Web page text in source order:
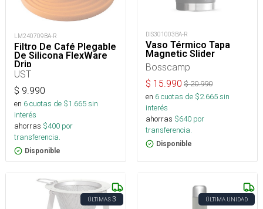
LM240709BA-R
Filtro De Café Plegable
De Silicona FlexWare
Drip
UST
$ 9.990
en 6cuotas de $1.665sin
interés
ahorras $400 por
transferencia.
Disponible
DIS301003BA-R
Vaso Térmico Tapa
Magnetic Slider
Bosscamp
$ 15.990 $20.990
en 6cuotas de $2.665sin
interés
ahorras $640 por
transferencia.
Disponible
ÚLTIMAS3 ÚLTIMA UNIDAD